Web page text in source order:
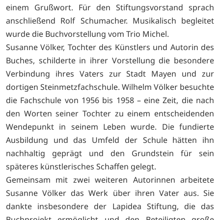
einem Grußwort. Für den Stiftungsvorstand sprach
anschließend Rolf Schumacher. Musikalisch begleitet
wurde die Buchvorstellung vom Trio Michel.
Susanne Völker, Tochter des Künstlers und Autorin des
Buches, schilderte in ihrer Vorstellung die besondere
Verbindung ihres Vaters zur Stadt Mayen und zur
dortigen Steinmetzfachschule. Wilhelm Völker besuchte
die Fachschule von 1956 bis 1958 – eine Zeit, die nach
den Worten seiner Tochter zu einem entscheidenden
Wendepunkt in seinem Leben wurde. Die fundierte
Ausbildung und das Umfeld der Schule hätten ihn
nachhaltig geprägt und den Grundstein für sein
späteres künstlerisches Schaffen gelegt.
Gemeinsam mit zwei weiteren Autorinnen arbeitete
Susanne Völker das Werk über ihren Vater aus. Sie
dankte insbesondere der Lapidea Stiftung, die das